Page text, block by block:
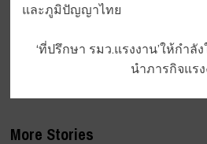
และภูมิปัญญาไทย
‘ที่ปรึกษา รมว.แรงงาน’ให้กำลั
นำภารกิจแร
More Stories